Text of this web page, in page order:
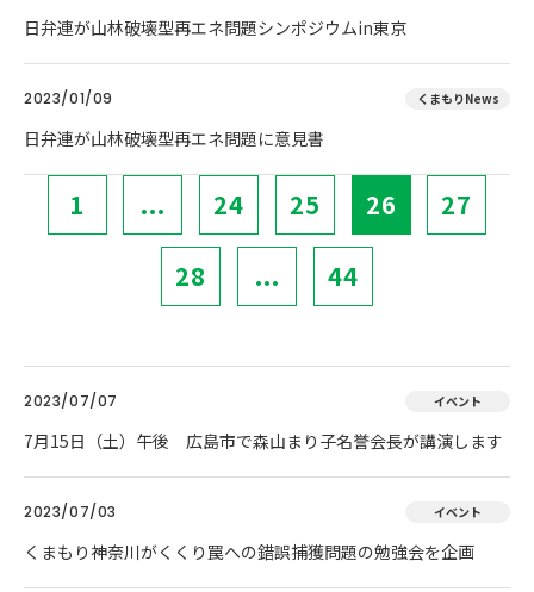
日弁連が山林破壊型再エネ問題シンポジウムin東京
2023/01/09 くまもりNews
日弁連が山林破壊型再エネ問題に意見書
1 ... 24 25 26 27
28 ... 44
2023/07/07 イベント
7月15日（土）午後 広島市で森山まり子名誉会長が講演します
2023/07/03 イベント
くまもり神奈川がくくり罠への錯誤捕獲問題の勉強会を企画